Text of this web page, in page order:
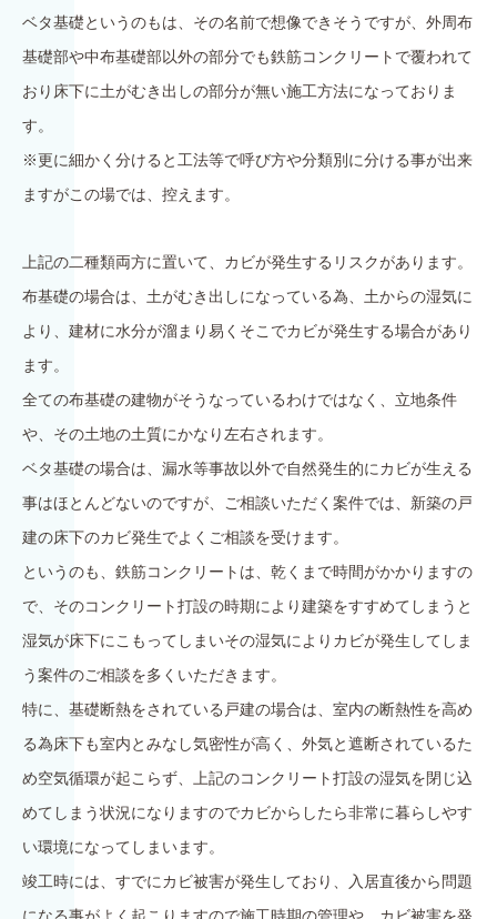
ベタ基礎というのもは、その名前で想像できそうですが、外周布
基礎部や中布基礎部以外の部分でも鉄筋コンクリートで覆われて
おり床下に土がむき出しの部分が無い施工方法になっておりま
す。
※更に細かく分けると工法等で呼び方や分類別に分ける事が出来
ますがこの場では、控えます。
上記の二種類両方に置いて、カビが発生するリスクがあります。
布基礎の場合は、土がむき出しになっている為、土からの湿気に
より、建材に水分が溜まり易くそこでカビが発生する場合があり
ます。
全ての布基礎の建物がそうなっているわけではなく、立地条件
や、その土地の土質にかなり左右されます。
ベタ基礎の場合は、漏水等事故以外で自然発生的にカビが生える
事はほとんどないのですが、ご相談いただく案件では、新築の戸
建の床下のカビ発生でよくご相談を受けます。
というのも、鉄筋コンクリートは、乾くまで時間がかかりますの
で、そのコンクリート打設の時期により建築をすすめてしまうと
湿気が床下にこもってしまいその湿気によりカビが発生してしま
う案件のご相談を多くいただきます。
特に、基礎断熱をされている戸建の場合は、室内の断熱性を高め
る為床下も室内とみなし気密性が高く、外気と遮断されているた
め空気循環が起こらず、上記のコンクリート打設の湿気を閉じ込
めてしまう状況になりますのでカビからしたら非常に暮らしやす
い環境になってしまいます。
竣工時には、すでにカビ被害が発生しており、入居直後から問題